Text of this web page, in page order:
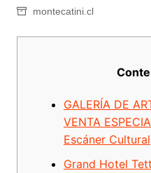
montecatini.cl
GALERÍA DE
VENTA
Escáner Cultural
Grand Hotel